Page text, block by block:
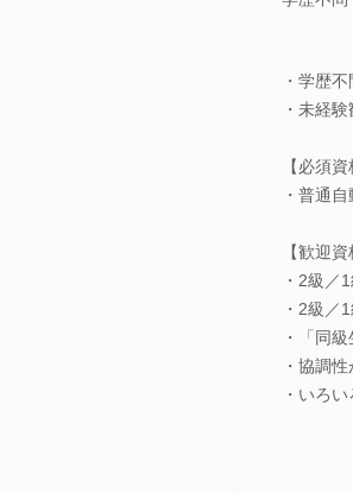
・学歴
・未経
【必須資
・普通
【歓迎
・2級／
・2級／
・「同
・協調
・いろ